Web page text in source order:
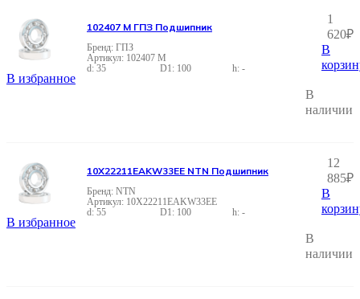
В избранное
102407 М
35
100 -
ГПЗ
102407 М ГПЗ Подшипник
1
620₽
В
В
наличии
В избранное
10X22211EAKW33EE
55
100 -
NTN
10X22211EAKW33EE NTN Подшипник
12
885₽
В
В
наличии